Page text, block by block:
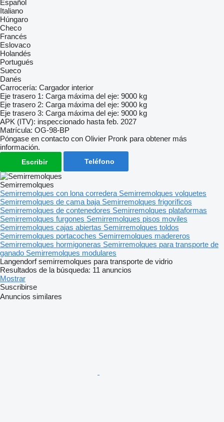
Español
Italiano
Húngaro
Checo
Francés
Eslovaco
Holandés
Portugués
Sueco
Danés
Carrocería: Cargador interior
Eje trasero 1: Carga máxima del eje: 9000 kg
Eje trasero 2: Carga máxima del eje: 9000 kg
Eje trasero 3: Carga máxima del eje: 9000 kg
APK (ITV): inspeccionado hasta feb. 2027
Matrícula: OG-98-BP
Póngase en contacto con Olivier Pronk para obtener más
información.
Escribir Teléfono
Semirremolques
Semirremolques con lona corredera Semirremolques volquetes
Semirremolques de cama baja Semirremolques frigoríficos
Semirremolques de contenedores Semirremolques plataformas
Semirremolques furgones Semirremolques pisos moviles
Semirremolques cajas abiertas Semirremolques toldos
Semirremolques portacoches Semirremolques madereros
Semirremolques hormigoneras Semirremolques para transporte de
ganado Semirremolques modulares
Langendorf semirremolques para transporte de vidrio
Resultados de la búsqueda: 11 anuncios
Mostrar
Suscribirse
Anuncios similares